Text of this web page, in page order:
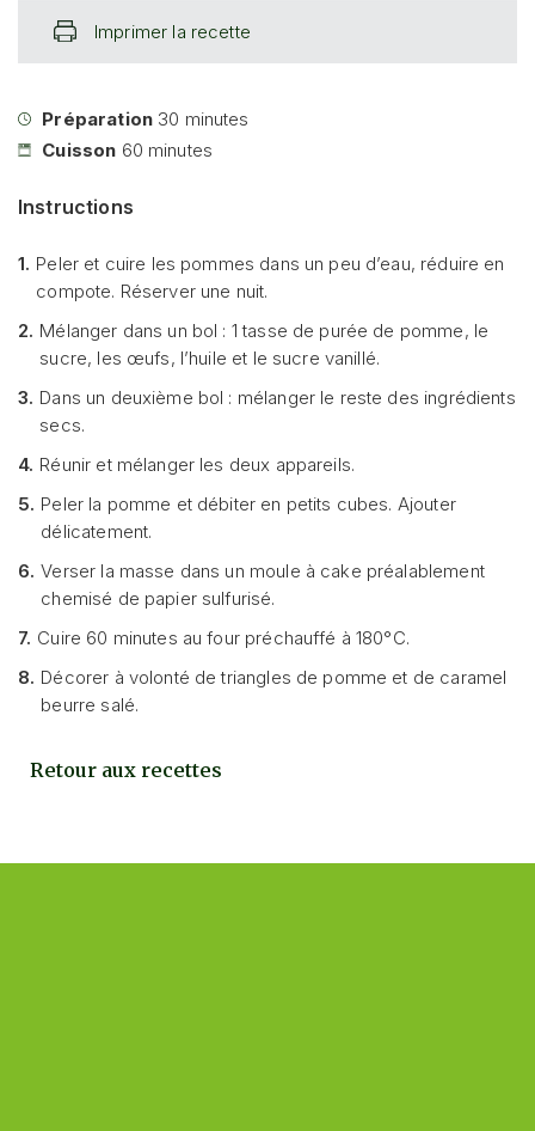
Préparation30 minutes
Cuisson 60 minutes
Instructions
1. Peler et cuire les pommes dans un peu d’eau, réduire en
compote. Réserver une nuit.
2. Mélanger dans un bol : 1 tasse de purée de pomme, le
sucre, les œufs, l’huile et le sucre vanillé.
3. Dans un deuxième bol : mélanger le reste des ingrédients
secs.
4. Réunir et mélanger les deux appareils.
5. Peler la pomme et débiter en petits cubes. Ajouter
délicatement.
6. Verser la masse dans un moule à cake préalablement
chemisé de papier sulfurisé.
7. Cuire 60 minutes au four préchauffé à 180°C.
8. Décorer à volonté de triangles de pomme et de caramel
beurre salé.
Retour aux recettes
Imprimer la recette